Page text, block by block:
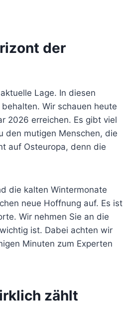
der
Lage. In diesen
Wir schauen heute
2026 erreichen. Es gibt viel
den mutigen Menschen, die
auf Osteuropa, denn die
die kalten Wintermonate
neue Hoffnung auf. Es ist
Wir nehmen Sie an die
ist. Dabei achten wir
Minuten zum Experten
zählt